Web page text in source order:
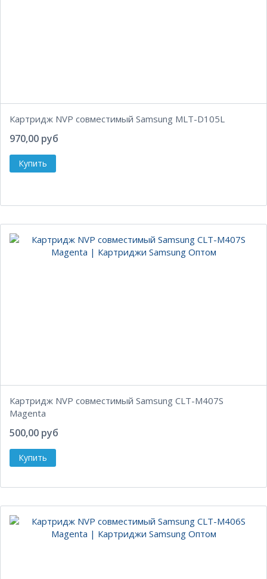
Картридж NVP совместимый Samsung MLT-D105L
970,00 руб
Картридж NVP совместимый Samsung CLT-M407S
Magenta
500,00 руб